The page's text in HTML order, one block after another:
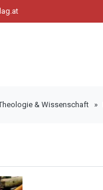
& Wissenschaft »